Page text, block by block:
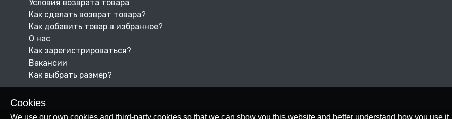
Cookies
We use our own cookies and third-party cookies so that we can show you this website and better understand how you use it,
Условия возврата товара
Как сделать возврат товара?
Как добавить товар в избранное?
О нас
Как зарегистрироваться?
Вакансии
Как выбрать размер?